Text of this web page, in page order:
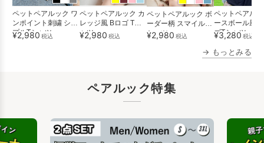
ペットペアルック ワ
ンポイント刺繍 シン
プルTシャツ
¥2,980 税込
ペットペアルック カ
レッジ風 Bロゴ Tシ
ャツ
¥2,980 税込
ペットペアルック ボ
ーダー柄 スマイルT
シャツ
¥2,980 税込
ペットペアル
ースボール風
ゴTシャツ
¥3,280 税込
→ もっとみる
ペアルック特集